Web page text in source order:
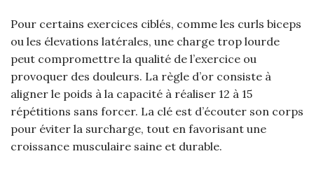
Pour certains exercices ciblés, comme les curls biceps
ou les élevations latérales, une charge trop lourde
peut compromettre la qualité de l’exercice ou
provoquer des douleurs. La règle d’or consiste à
aligner le poids à la capacité à réaliser 12 à 15
répétitions sans forcer. La clé est d’écouter son corps
pour éviter la surcharge, tout en favorisant une
croissance musculaire saine et durable.